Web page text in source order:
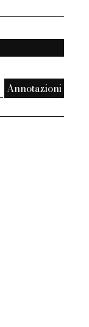
Annotazioni